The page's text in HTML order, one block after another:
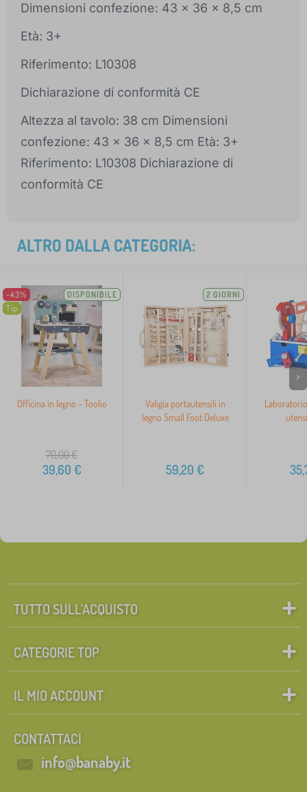
Dimensioni confezione: 43 x 36 x 8,5 cm
Età: 3+
Riferimento: L10308
Dichiarazione di conformità CE
Altezza al tavolo: 38 cm Dimensioni
confezione: 43 x 36 x 8,5 cm Età: 3+
Riferimento: L10308 Dichiarazione di
conformità CE
ALTRO DALLA CATEGORIA:
-43%
Tip
DISPONIBILE
Officina in legno - Toolio
70,00€
39,60 €
2 GIORNI
Valigia portautensili in
legno Small Foot Deluxe
59,20 €
>
TUTTO SULL’ACQUISTO
CATEGORIE TOP
IL MIO ACCOUNT
CONTATTACI
info@banaby.it